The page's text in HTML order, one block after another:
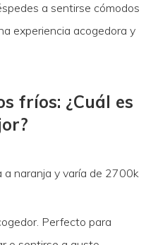
a sentirse cómodos
experiencia acogedora y
fríos: ¿Cuál es
a naranja y varía de 2700k
Perfecto para